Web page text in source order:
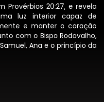
Provérbios 20:27, e revela
luz interior capaz de
e manter o coração
com o Bispo Rodovalho,
Ana e o princípio da